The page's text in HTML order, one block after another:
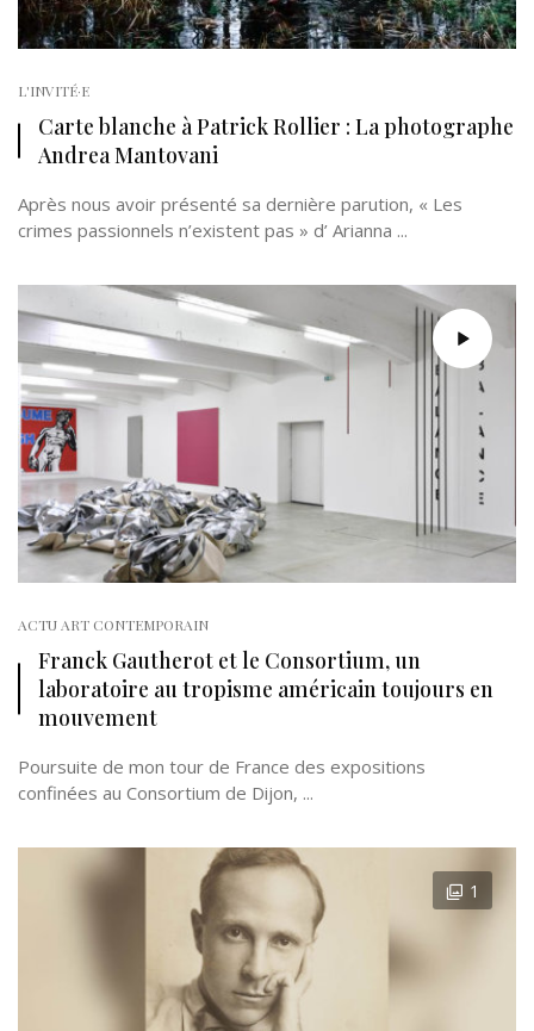
L'INVITÉ·E
Carte blanche à Patrick Rollier : La photographe
Andrea Mantovani
Après nous avoir présenté sa dernière parution, « Les
crimes passionnels n’existent pas » d’ Arianna ...
ACTU ART CONTEMPORAIN
Franck Gautherot et le Consortium, un
laboratoire au tropisme américain toujours en
mouvement
Poursuite de mon tour de France des expositions
confinées au Consortium de Dijon, ...
1